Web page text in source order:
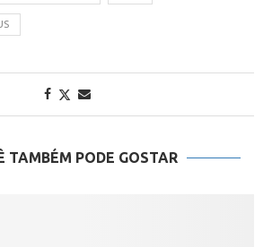
TAMBÉM PODE GOSTAR